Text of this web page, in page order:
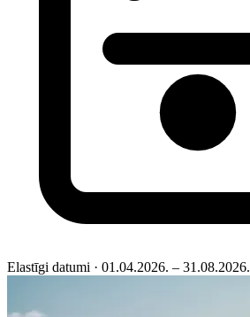
Elastīgi datumi · 01.04.2026. – 31.08.2026.